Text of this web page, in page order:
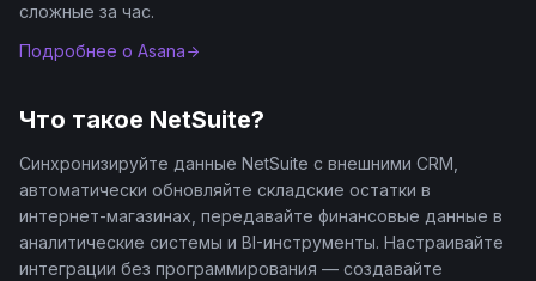
сложные за час.
Подробнее о Asana
Что такое NetSuite?
Синхронизируйте данные NetSuite с внешними CRM,
автоматически обновляйте складские остатки в
интернет-магазинах, передавайте финансовые данные в
аналитические системы и BI-инструменты. Настраивайте
интеграции без программирования — создавайте